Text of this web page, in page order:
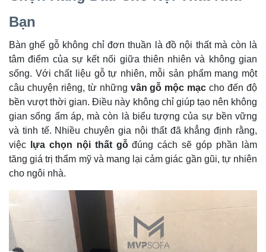
Bạn
Bàn ghế gỗ không chỉ đơn thuần là đồ nội thất mà còn là
tâm điểm của sự kết nối giữa thiên nhiên và không gian
sống. Với chất liệu gỗ tự nhiên, mỗi sản phẩm mang một
câu chuyện riêng, từ những vân gỗ mộc mạc cho đến độ
bền vượt thời gian. Điều này không chỉ giúp tạo nên không
gian sống ấm áp, mà còn là biểu tượng của sự bền vững
và tinh tế. Nhiều chuyên gia nội thất đã khẳng định rằng,
việc
lựa chọn nội thất gỗđúng cách sẽ góp phần làm
tăng giá trị thẩm mỹ và mang lại cảm giác gần gũi, tự nhiên
cho ngôi nhà.